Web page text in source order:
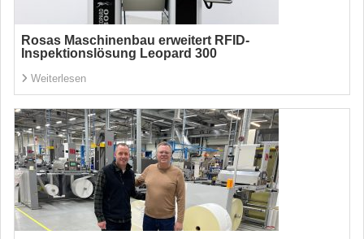
Rosas Maschinenbau erweitert RFID-
Inspektionslösung Leopard 300
Weiterlesen